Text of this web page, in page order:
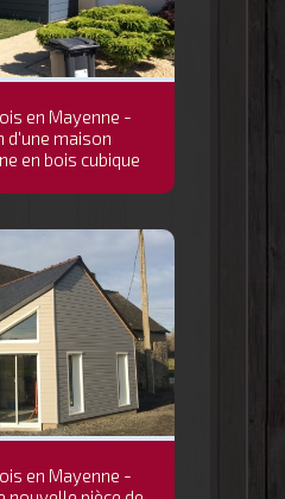
en Mayenne -
d'une maison
en bois cubique
en Mayenne -